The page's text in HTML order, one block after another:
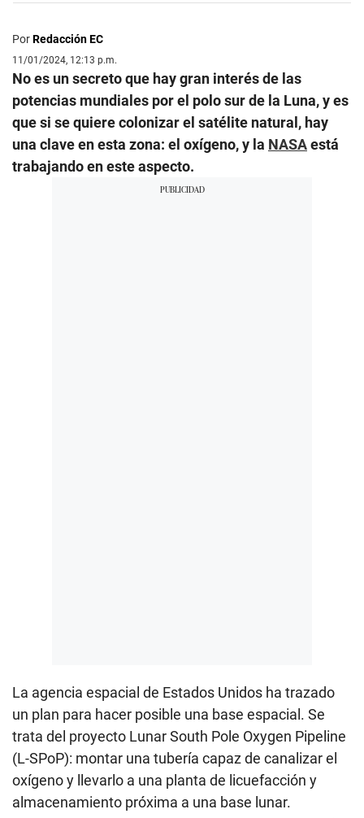
PorRedacción EC
11/01/2024, 12:13 p.m.
No es un secreto que hay gran interés de las
potencias mundiales por el polo sur de la Luna, y es
que si se quiere colonizar el satélite natural, hay
una clave en esta zona: el oxígeno, y la NASAestá
trabajando en este aspecto.
La agencia espacial de Estados Unidos ha trazado
un plan para hacer posible una base espacial. Se
trata del proyecto Lunar South Pole Oxygen Pipeline
(L-SPoP): montar una tubería capaz de canalizar el
oxígeno y llevarlo a una planta de licuefacción y
almacenamiento próxima a una base lunar.